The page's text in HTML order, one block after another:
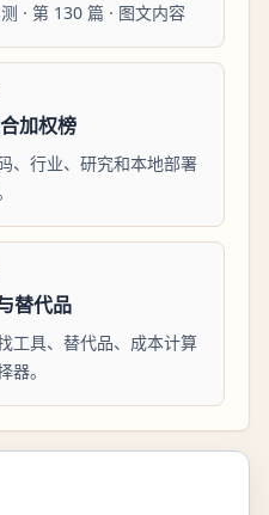
· 第 130 篇 · 图文内容
加权榜
、行业、研究和本地部署
替代品
工具、替代品、成本计算
器。